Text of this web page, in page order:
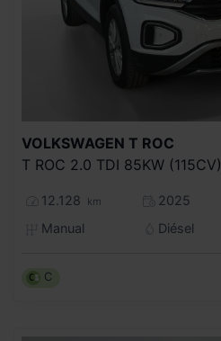
VOLKSWAGEN T ROC
T ROC 2.0 TDI 85KW (115CV)
12.128 km
2025
Manual
Diésel
C